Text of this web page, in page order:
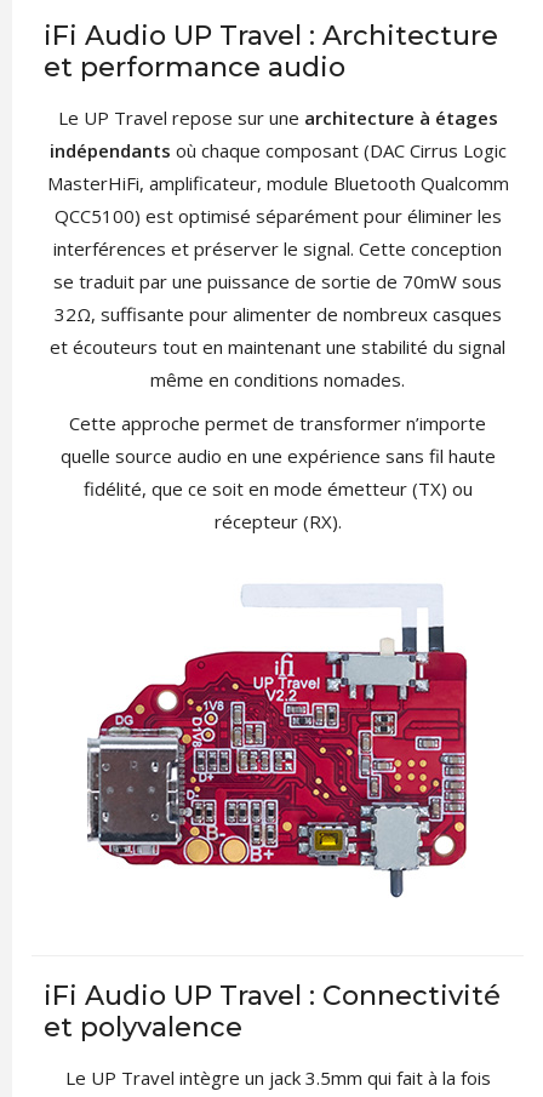
iFi Audio UP Travel : Architecture
et performance audio
Le UP Travel repose sur une architecture à étages
indépendants où chaque composant (DAC Cirrus Logic
MasterHiFi, amplificateur, module Bluetooth Qualcomm
QCC5100) est optimisé séparément pour éliminer les
interférences et préserver le signal. Cette conception
se traduit par une puissance de sortie de 70mW sous
32Ω, suffisante pour alimenter de nombreux casques
et écouteurs tout en maintenant une stabilité du signal
même en conditions nomades.
Cette approche permet de transformer n’importe
quelle source audio en une expérience sans fil haute
fidélité, que ce soit en mode émetteur (TX) ou
récepteur (RX).
iFi Audio UP Travel : Connectivité
et polyvalence
Le UP Travel intègre un jack 3.5mm qui fait à la fois